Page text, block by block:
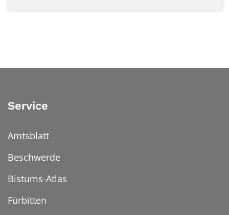
Service
Amtsblatt
Beschwerde
Bistums-Atlas
Fürbitten